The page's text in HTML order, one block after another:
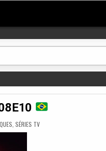
SÉRIES TV